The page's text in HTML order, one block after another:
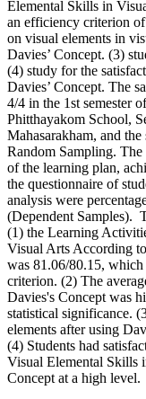
Elemental Skills in
an efficiency criterion
on visual elements in
Davies’ Concept. (3)
(4) study for the
Davies’ Concept. The
4/4 in the 1st semester
Phitthayakom School,
Mahasarakham, and
Random Sampling. The
of the learning plan,
the questionnaire of
analysis were
(Dependent Samples).
(1) the Learning
Visual Arts According
was 81.06/80.15,
criterion. (2) The
Davies's Concept was
statistical significance.
elements after using
(4) Students had
Visual Elemental Skills
Concept at a high level.